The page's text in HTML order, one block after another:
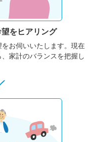
望をヒアリング
お伺いいたします。 現在
家計のバランスを把握し